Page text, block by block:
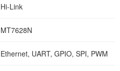
Hi-Link
MT7628N
Ethernet, UART, GPIO, SPI, PWM